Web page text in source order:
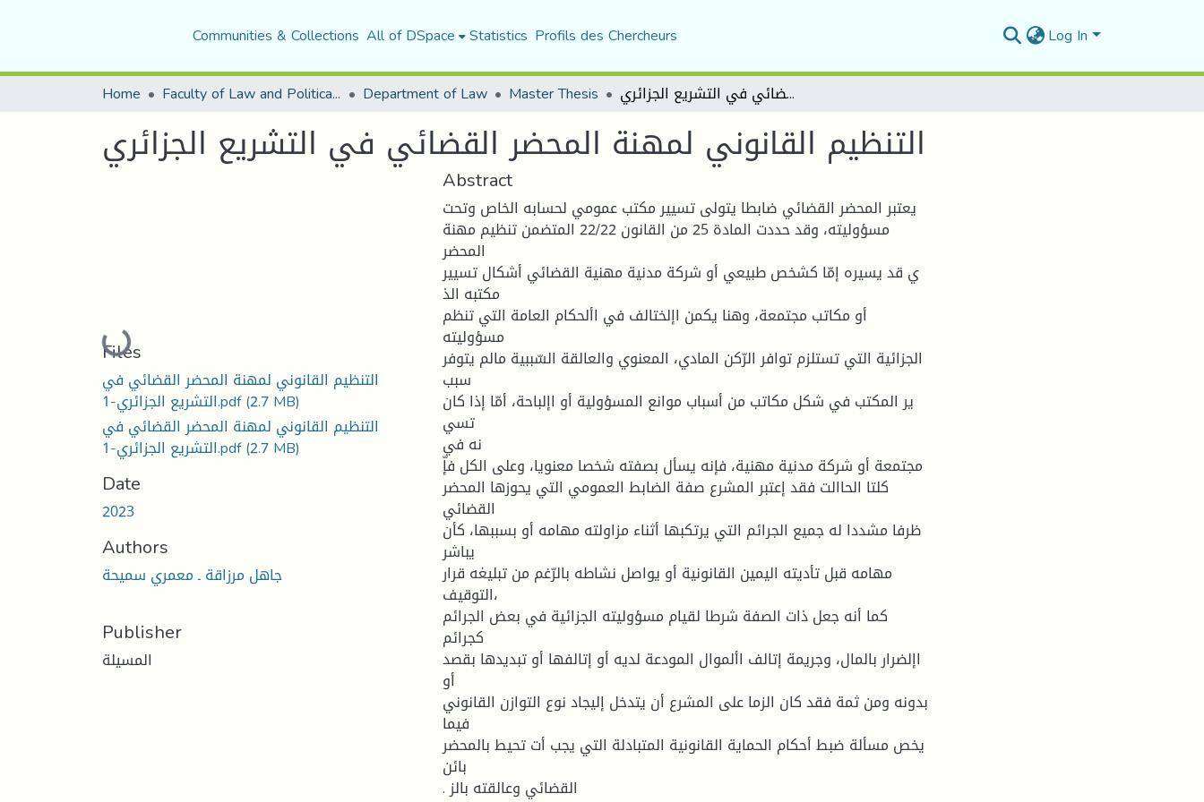
Communities & Collections All of DSpace Statistics Profils des Chercheurs Log In
Home Faculty of Law and Political Science Department of Law Master Thesis التنظيم القانوني لمهنة المحضر القضائي في التشريع الجزائري
التنظيم القانوني لمهنة المحضر القضائي في التشريع الجزائري
Loading...
Files
التنظيم القانوني لمهنة المحضر القضائي في
التشريع الجزائري-1.pdf(2.7 MB)
التنظيم القانوني لمهنة المحضر القضائي في
التشريع الجزائري-1.pdf(2.7 MB)
Date
2023
Authors
جاهل مرزاقة ـ معمري سميحة
Publisher
المسيلة
Abstract
يعتبر المحضر القضائي ضابطا يتولى تسيير مكتب عمومي لحسابه الخاص وتحت
مسؤوليته، وقد حددت المادة 25 من القانون 22/22 المتضمن تنظيم مهنة
المحضر
ي قد يسيره إمّا كشخص طبيعي أو شركة مدنية مهنية القضائي أشكال تسيير
مكتبه الذ
أو مكاتب مجتمعة، وهنا يكمن اإلختالف في األحكام العامة التي تنظم
مسؤوليته
الجزائية التي تستلزم توافر الرّكن المادي، المعنوي والعالقة السّببية مالم يتوفر
سبب
ير المكتب في شكل مكاتب من أسباب موانع المسؤولية أو اإلباحة، أمّا إذا كان
تسي
نه في
مجتمعة أو شركة مدنية مهنية، فإنه يسأل بصفته شخصا معنويا، وعلى الكل فإّ
كلتا الحاالت فقد إعتبر المشرع صفة الضابط العمومي التي يحوزها المحضر
القضائي
ظرفا مشددا له جميع الجرائم التي يرتكبها أثناء مزاولته مهامه أو بسببها، كأن
يباشر
مهامه قبل تأديته اليمين القانونية أو يواصل نشاطه بالرّغم من تبليغه قرار
التوقيف،
كما أنه جعل ذات الصفة شرطا لقيام مسؤوليته الجزائية في بعض الجرائم
كجرائم
اإلضرار بالمال، وجريمة إتالف األموال المودعة لديه أو إتالفها أو تبديدها بقصد
أو
بدونه ومن ثمة فقد كان الزما على المشرع أن يتدخل إليجاد نوع التوازن القانوني
فيما
يخص مسألة ضبط أحكام الحماية القانونية المتبادلة التي يجب أت تحيط بالمحضر
بائن
. القضائي وعالقته بالز